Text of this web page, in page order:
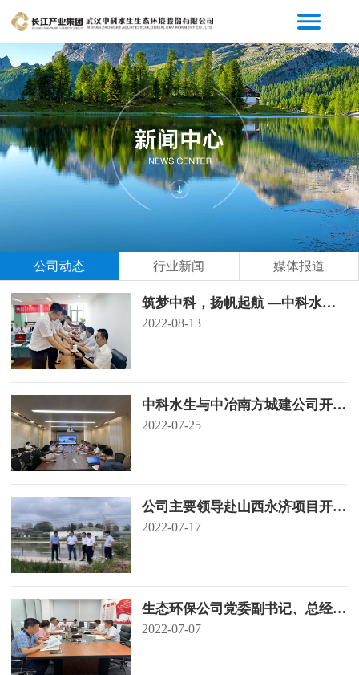
公司动态 行业新闻 媒体报道
筑梦中科，扬帆起航 —中科水生
开展第一届“导师带徒”启动仪式暨
2022-08-13
中科水生与中冶南方城建公司开展
座谈交流
2022-07-25
公司主要领导赴山西永济项目开展
工作调研
2022-07-17
生态环保公司党委副书记、总经理
张昌文赴中科水生开展下基层调研
2022-07-07